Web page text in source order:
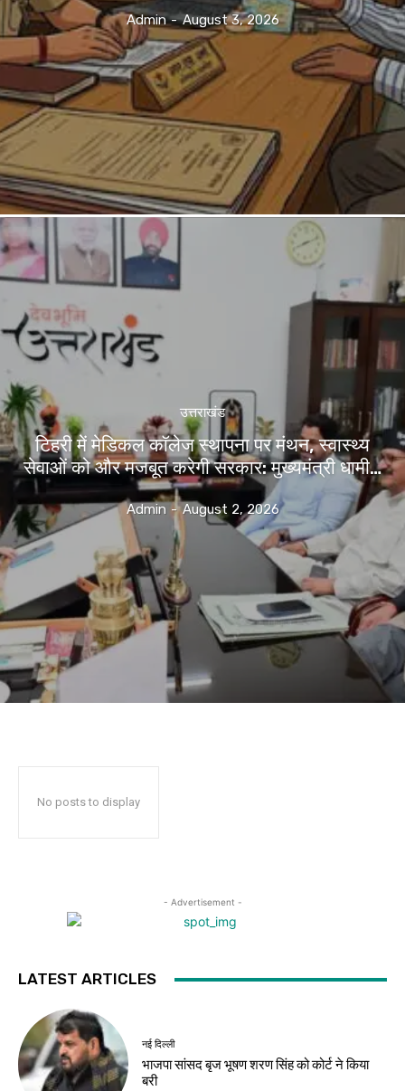
Admin - August 3, 2026
उत्तराखंड
टिहरी में मेडिकल कॉलेज स्थापना पर मंथन, स्वास्थ्य
सेवाओं को और मजबूत करेगी सरकार: मुख्यमंत्री धामी…
Admin - August 2, 2026
No posts to display
- Advertisement -
LATEST ARTICLES
नई दिल्ली
भाजपा सांसद बृज भूषण शरण सिंह को कोर्ट ने किया
बरी